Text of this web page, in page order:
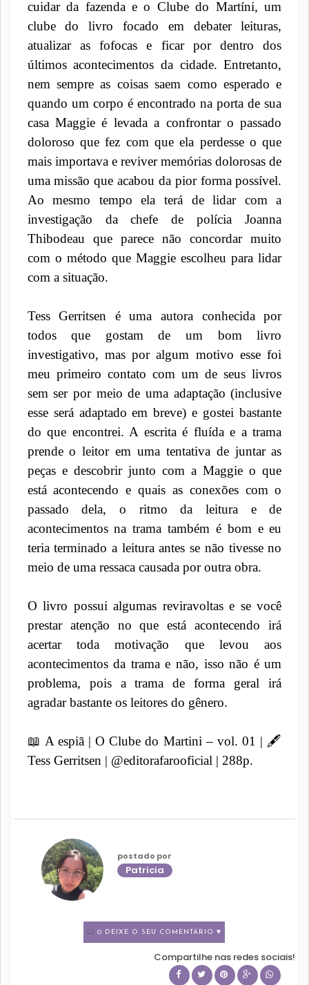
cuidar da fazenda e o Clube do Martíni, um
clube do livro focado em debater leituras,
atualizar as fofocas e ficar por dentro dos
últimos acontecimentos da cidade. Entretanto,
nem sempre as coisas saem como esperado e
quando um corpo é encontrado na porta de sua
casa Maggie é levada a confrontar o passado
doloroso que fez com que ela perdesse o que
mais importava e reviver memórias dolorosas de
uma missão que acabou da pior forma possível.
Ao mesmo tempo ela terá de lidar com a
investigação da chefe de polícia Joanna
Thibodeau que parece não concordar muito
com o método que Maggie escolheu para lidar
com a situação.
Tess Gerritsen é uma autora conhecida por
todos que gostam de um bom livro
investigativo, mas por algum motivo esse foi
meu primeiro contato com um de seus livros
sem ser por meio de uma adaptação (inclusive
esse será adaptado em breve) e gostei bastante
do que encontrei. A escrita é fluída e a trama
prende o leitor em uma tentativa de juntar as
peças e descobrir junto com a Maggie o que
está acontecendo e quais as conexões com o
passado dela, o ritmo da leitura e de
acontecimentos na trama também é bom e eu
teria terminado a leitura antes se não tivesse no
meio de uma ressaca causada por outra obra.
O livro possui algumas reviravoltas e se você
prestar atenção no que está acontecendo irá
acertar toda motivação que levou aos
acontecimentos da trama e não, isso não é um
problema, pois a trama de forma geral irá
agradar bastante os leitores do gênero.
📖 A espiã | O Clube do Martini – vol. 01 | 🖋️
Tess Gerritsen | @editorafarooficial | 288p.
postado por
Patricia
0 DEIXE O SEU COMENTÁRIO ♥
Compartilhe nas redes sociais!